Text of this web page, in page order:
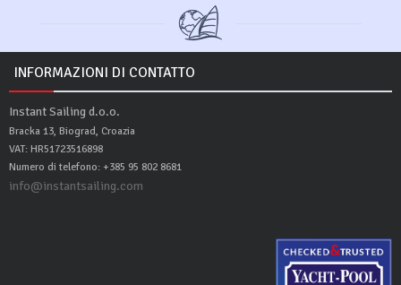
INFORMAZIONI DI CONTATTO
Instant Sailing d.o.o.
Bracka 13, Biograd, Croazia
VAT: HR51723516898
Numero di telefono: +385 95 802 8681
info@instantsailing.com